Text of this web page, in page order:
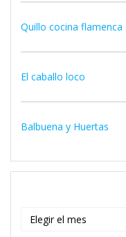
Quillo cocina flamenca
El caballo loco
Balbuena y Huertas